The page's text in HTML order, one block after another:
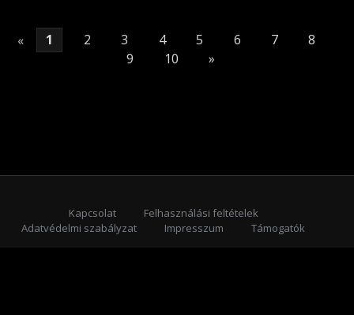
« 1 2 3 4 5 6 7
8
9
10 »
Kapcsolat
Felhasználási feltételek
Adatvédelmi szabályzat
Impresszum
Támogatók